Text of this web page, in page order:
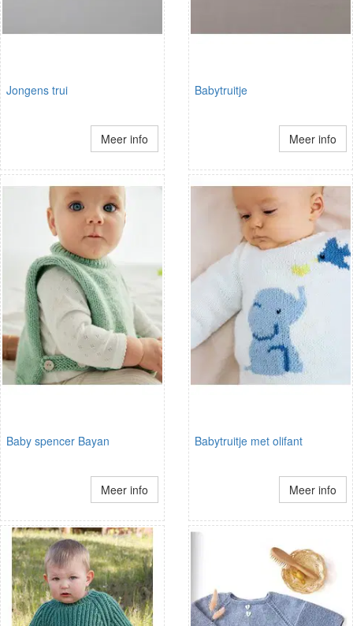
Jongens trui
Meer info
Babytruitje
Meer info
Baby spencer Bayan
Meer info
Babytruitje met olifant
Meer info